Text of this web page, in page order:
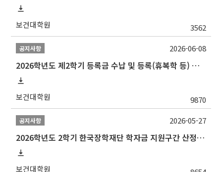
보건대학원 3562
공지사항
2026학년도 제2학기 등록금 수납 및 등록(휴복학 등) 일정 안내
보건대학원 9870
2026-06-08
공지사항
2026학년도 2학기 한국장학재단 학자금 지원구간 산정 신청 안내
보건대학원
2026-05-27